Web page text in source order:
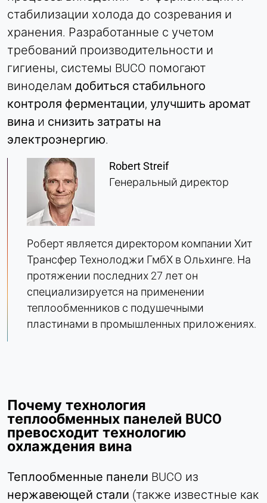
стабилизации холода до созревания и
хранения. Разработанные с учетом
требований производительности и
гигиены, системы BUCO помогают
виноделам добиться стабильного
контроля ферментации, улучшить аромат
вина и снизить затраты на
электроэнергию.
Robert Streif
Генеральный директор
Роберт является директором компании Хит
Трансфер Технолоджи ГмбХ в Ольхинге. На
протяжении последних 27 лет он
специализируется на применении
теплообменников с подушечными
пластинами в промышленных приложениях.
Почему технология
теплообменных панелей BUCO
превосходит технологию
охлаждения вина
Теплообменные панели BUCO из
нержавеющей стали (также известные как
Сохраняет ваши настройки
конфиденциальности
Cookie duration:
1 год
СТАТИСТИКА
используется сайт, а также для повышения
производительности и удобства использования.
Данные обрабатываются анонимно.
Matomo
Provider:
Heat Transfer Technology
Purpose:
Статистика
Cookie duration:
Сессия
LinkedIn
Name:
bcookie, li_gc, lidc
Provider:
Корпорация LinkedIn